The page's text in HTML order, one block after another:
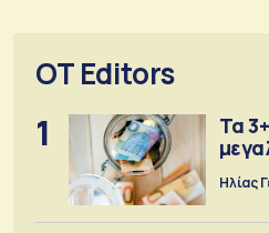
OT Editors
1
Τα
Ηλίας